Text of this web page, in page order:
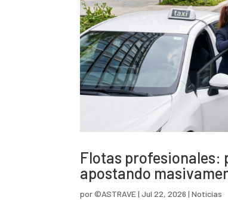
Flotas profesionales:
apostando
por©ASTRAVE|Jul 22, 2026 |Noticias